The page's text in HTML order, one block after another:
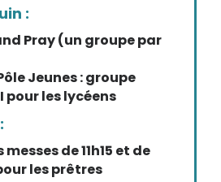
:
Pray (un groupe par
Jeunes : groupe
pour les lycéens
messes de 11h15 et de
les prêtres